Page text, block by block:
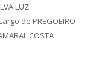
LUZ
de PREGOEIRO
COSTA